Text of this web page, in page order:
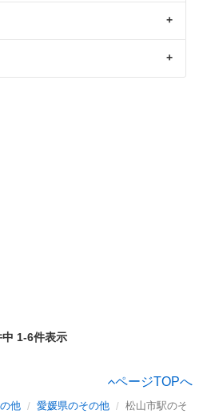
1-6件表示
ページTOPへ
他 愛媛県のその他 松山市駅のそ